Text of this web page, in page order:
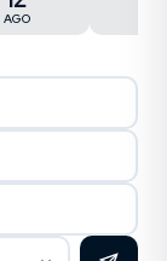
AGO